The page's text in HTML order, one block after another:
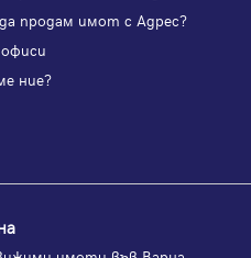
продам имот с Адрес?
ние?